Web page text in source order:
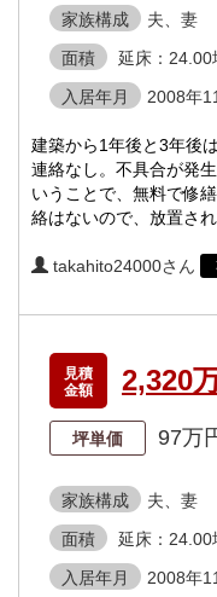
家族構成 夫、妻
面積
延床：
入居年月
2008年
建築から1年後と3年後
連絡なし。不具合が発
いうことで、無料で修
絡はないので、放置さ
takahito24000さん
見積
金額
2,320
坪単価 97万
家族構成 夫、妻
面積
延床：
入居年月
2008年